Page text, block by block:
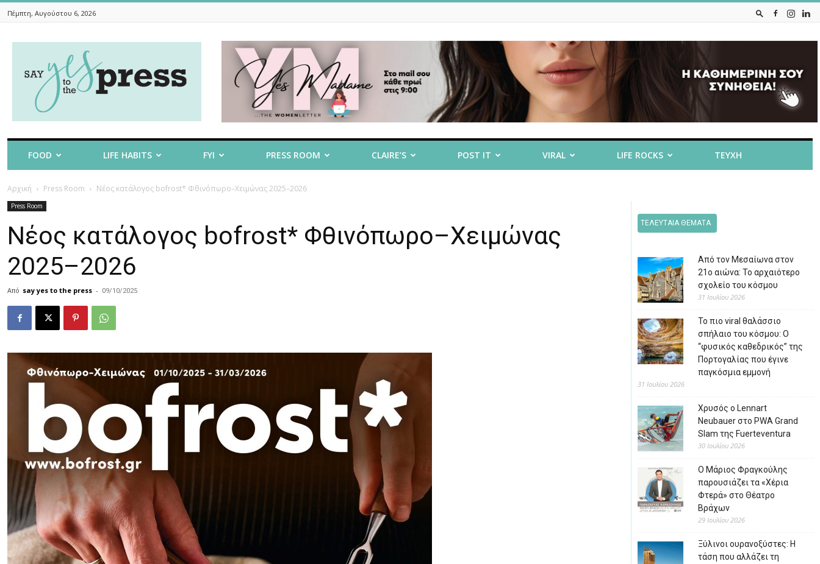
Πέμπτη, Αυγούστου 6, 2026
To
The
FOOD LIFE HABITS FYI PRESS ROOM CLAIRE’S POST IT VIRAL LIFE ROCKS ΤΕΥΧΗ
Αρχική Press Room Νέος κατάλογος bofrost* Φθινόπωρο–Χειμώνας 2025–2026
Press Room
Νέος κατάλογος bofrost* Φθινόπωρο–Χειμώνας
2025–2026
Από say yes to the press - 09/10/2025
ΤΕΛΕΥΤΑΙΑ ΘΕΜΑΤΑ
Από τον Μεσαίωνα στον
21ο αιώνα: Το αρχαιότερο
σχολείο του κόσμου
31 Ιουλίου 2026
Το πιο viral θαλάσσιο
σπήλαιο του κόσμου: Ο
“φυσικός καθεδρικός” της
Πορτογαλίας που έγινε
παγκόσμια εμμονή
31 Ιουλίου 2026
Χρυσός ο Lennart
Neubauer στο PWA Grand
Slam της Fuerteventura
30 Ιουλίου 2026
Ο Μάριος Φραγκούλης
παρουσιάζει τα «Χέρια
Φτερά» στο Θέατρο
Βράχων
29 Ιουλίου 2026
Ξύλινοι ουρανοξύστες: Η
τάση που αλλάζει τη